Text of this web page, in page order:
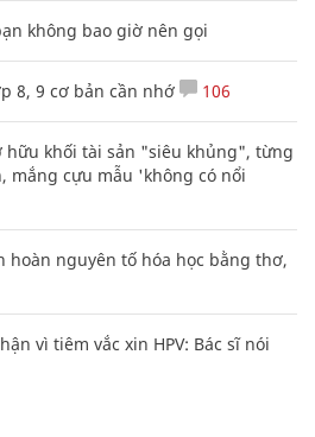
không bao giờ nên gọi
8, 9 cơ bản cần nhớ 106
hữu khối tài sản "siêu khủng", từng
mắng cựu mẫu 'không có nổi
hoàn nguyên tố hóa học bằng thơ,
vì tiêm vắc xin HPV: Bác sĩ nói